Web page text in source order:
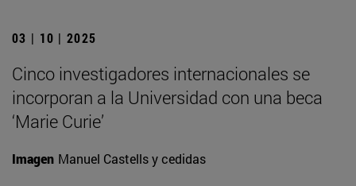
03 | 10 | 2025
Cinco investigadores internacionales se
incorporan a la Universidad con una beca
‘Marie Curie’
Imagen Manuel Castells y cedidas